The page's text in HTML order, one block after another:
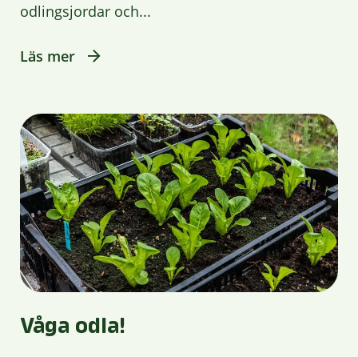
odlingsjordar och...
Läs mer
Våga odla!